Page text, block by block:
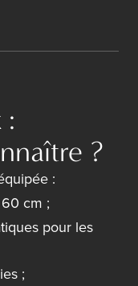
:
?
:
cm ;
pour les
;